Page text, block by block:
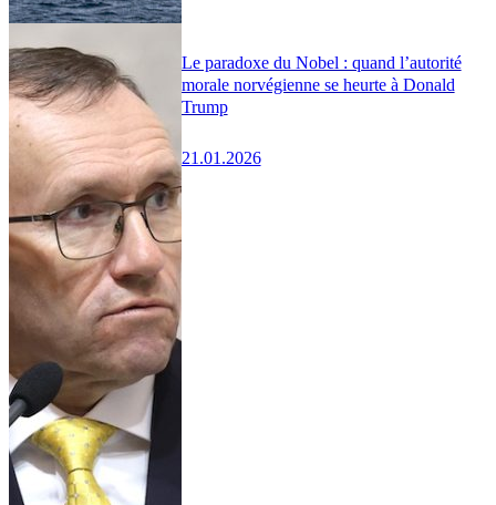
Le paradoxe du Nobel : quand l’autorité
morale norvégienne se heurte à Donald
Trump
21.01.2026